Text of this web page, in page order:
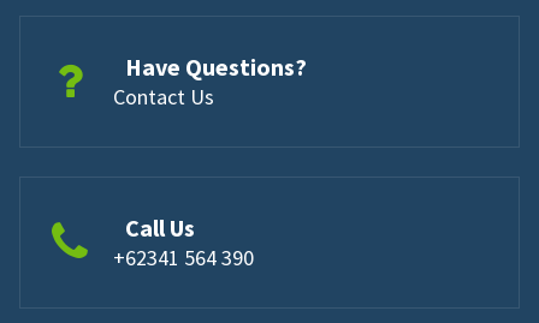
Have Questions?
Contact Us
Call Us
+62341 564 390